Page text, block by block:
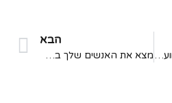
תריסר העורך: הציוד המועדף של לוגן ו-VA ועוד של 2025
הבא
מצא את האנשים שלך באמצעות רכיבה על אופניים –